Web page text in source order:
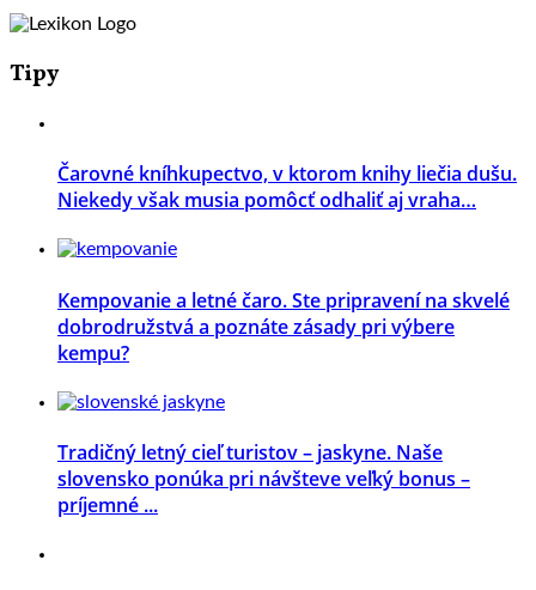
Tipy
Čarovné kníhkupectvo, v ktorom knihy liečia dušu.
Niekedy však musia pomôcť odhaliť aj vraha…
Kempovanie a letné čaro. Ste pripravení na skvelé
dobrodružstvá a poznáte zásady pri výbere
kempu?
Tradičný letný cieľ turistov – jaskyne. Naše
slovensko ponúka pri návšteve veľký bonus –
príjemné ...